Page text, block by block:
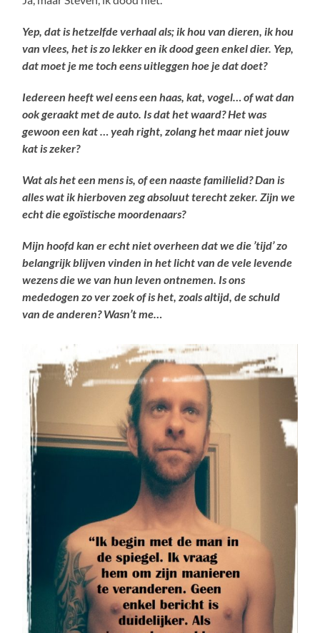
Yep, dat is hetzelfde verhaal als; ik hou van dieren, ik hou
van vlees, het is zo lekker en ik dood geen enkel dier. Yep,
dat moet je me toch eens uitleggen hoe je dat doet?
Iedereen heeft wel eens een haas, kat, vogel… of wat dan
ook geraakt met de auto. Is dat het waard? Het was
gewoon een kat … yeah right, zolang het maar niet jouw
kat is zeker?
Wat als het een mens is, of een naaste familielid? Dan is
alles wat ik hierboven zeg absoluut terecht zeker. Zijn we
echt die egoïstische moordenaars?
Mijn hoofd kan er echt niet overheen dat we die ’tijd’ zo
belangrijk blijven vinden in het licht van de vele levende
wezens die we van hun leven ontnemen. Is ons
mededogen zo ver zoek of is het, zoals altijd, de schuld
van de anderen? Wasn’t me…